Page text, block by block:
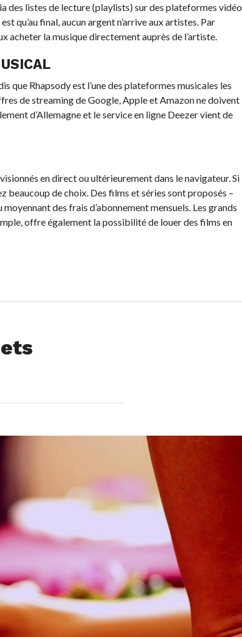
des listes de lecture (playlists) sur des plateformes vidéo
qu’au final, aucun argent n’arrive aux artistes. Par
acheter la musique directement auprès de l’artiste.
que Rhapsody est l’une des plateformes musicales les
de streaming de Google, Apple et Amazon ne doivent
d’Allemagne et le service en ligne Deezer vient de
en direct ou ultérieurement dans le navigateur. Si
beaucoup de choix. Des films et séries sont proposés –
des frais d’abonnement mensuels. Les grands
offre également la possibilité de louer des films en